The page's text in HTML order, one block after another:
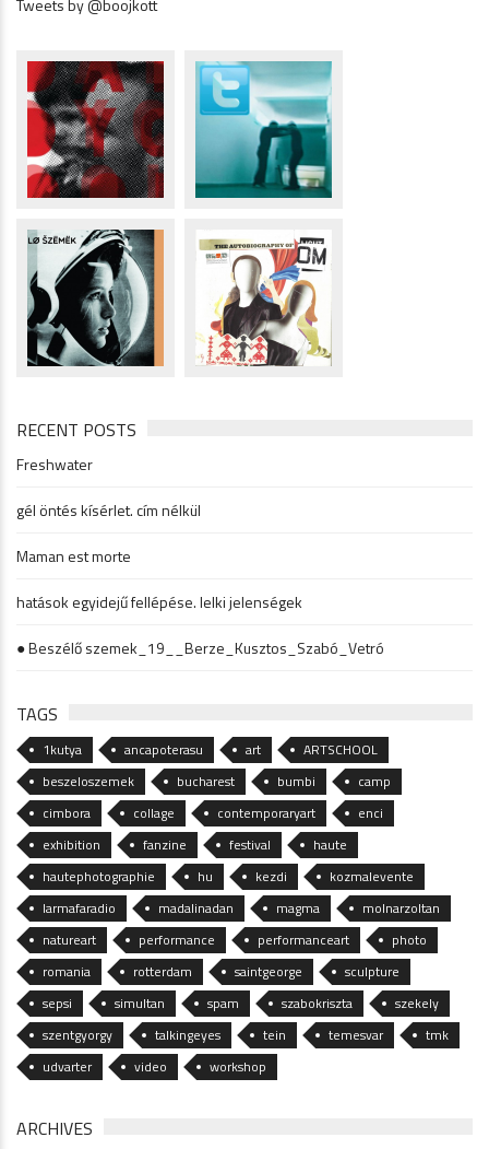
Tweets by @boojkott
RECENT POSTS
Freshwater
gél öntés kísérlet. cím nélkül
Maman est morte
hatások egyidejű fellépése. lelki jelenségek
● Beszélő szemek_19__Berze_Kusztos_Szabó_Vetró
TAGS
1kutya ancapoterasu art
ARTSCHOOL
beszeloszemek
bucharest bumbi
camp
cimbora
collage contemporaryart
enci
exhibition
fanzine festival
haute
hautephotographie
hu kezdi
kozmalevente
larmafaradio
madalinadan magma
molnarzoltan
natureart
performance performanceart
photo
romania
rotterdam saintgeorge
sculpture
sepsi
simultan spam szabokriszta
szekely
szentgyorgy
talkingeyes tein temesvar
tmk
udvarter
video workshop
ARCHIVES